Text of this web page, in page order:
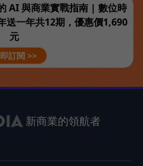
AI 與商業實戰指南 | 數位時
送一年共12期，優惠價1,690
元
訂閱 >>
新商業的領航者